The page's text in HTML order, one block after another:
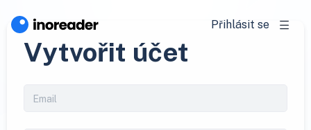
Přihlásit se
Vytvořit účet